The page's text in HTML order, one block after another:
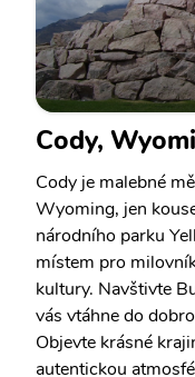
Cody,
Cody je malebné
Wyoming, jen
národního parku
místem pro
kultury. Navštivte
vás vtáhne do
Objevte krásné
autentickou